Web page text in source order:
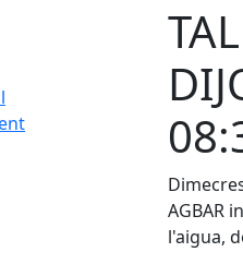
AGBAR
l'aigua,